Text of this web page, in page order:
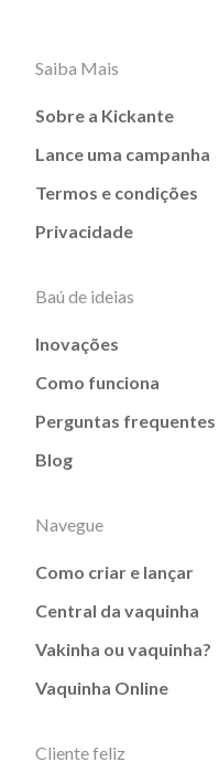
Saiba Mais
Sobre a Kickante
Lance uma campanha
Termos e condições
Privacidade
Baú de ideias
Inovações
Como funciona
Perguntas frequentes
Blog
Navegue
Como criar e lançar
Central da vaquinha
Vakinha ou vaquinha?
Vaquinha Online
Cliente feliz